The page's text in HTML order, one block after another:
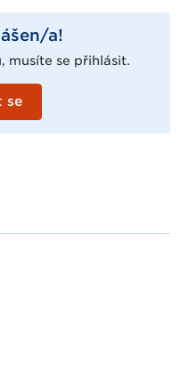
a!
musíte se přihlásit.
se